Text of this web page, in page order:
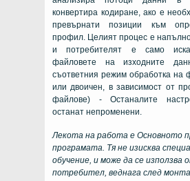
конвертира кодиране, ако е
превърнати позиции към
профил. Целият процес е
и потребителят е само
файловете на изходните
съответния режим обработка на
или двоичен, в зависимост от
файлове) - Останалите
останат непроменени.
Лекота на работа е Основното
програмата. Тя не изисква
обучение, и може да се използва
потребител, веднага след